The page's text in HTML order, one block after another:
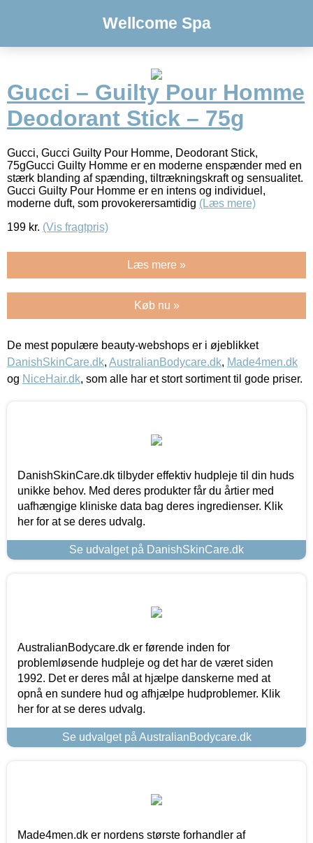
Wellcome Spa
Gucci – Guilty Pour Homme
Deodorant Stick – 75g
Gucci, Gucci Guilty Pour Homme, Deodorant Stick,
75gGucci Guilty Homme er en moderne enspænder med en
stærk blanding af spænding, tiltrækningskraft og sensualitet.
Gucci Guilty Pour Homme er en intens og individuel,
moderne duft, som provokerersamtidig (Læs mere)
199 kr. (Vis fragtpris)
Læs mere »
Køb nu »
De mest populære beauty-webshops er i øjeblikket
DanishSkinCare.dk, AustralianBodycare.dk, Made4men.dk
og NiceHair.dk, som alle har et stort sortiment til gode priser.
DanishSkinCare.dk tilbyder effektiv hudpleje til din huds
unikke behov. Med deres produkter får du årtier med
uafhængige kliniske data bag deres ingredienser. Klik
her for at se deres udvalg.
Se udvalget på DanishSkinCare.dk
AustralianBodycare.dk er førende inden for
problemløsende hudpleje og det har de været siden
1992. Det er deres mål at hjælpe danskerne med at
opnå en sundere hud og afhjælpe hudproblemer. Klik
her for at se deres udvalg.
Se udvalget på AustralianBodycare.dk
Made4men.dk er nordens største forhandler af